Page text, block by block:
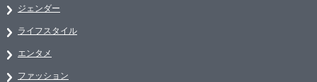
ジェンダー
ライフスタイル
エンタメ
ファッション